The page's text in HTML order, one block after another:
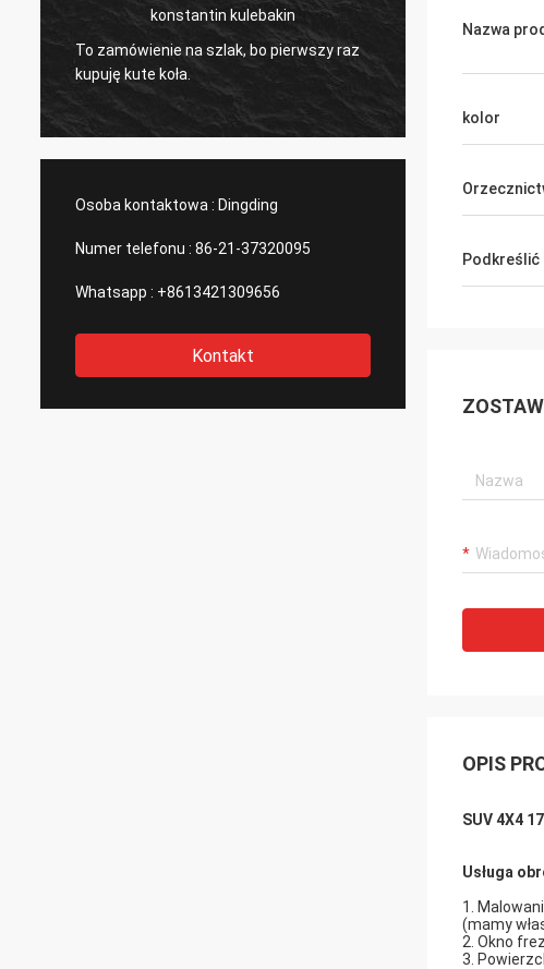
bo pierwszy raz
Lucas Mendes
niesamowite koło, dobra jakość i ładny
Osoba kontaktowa : Dingding
Numer telefonu : 86-21-37320095
Whatsapp : +8613421309656
Kontakt
Nazwa
kolor
Podkreślić
OPIS
SUV 4X4
Usługa
1.
(mamy
2. Okno
3.